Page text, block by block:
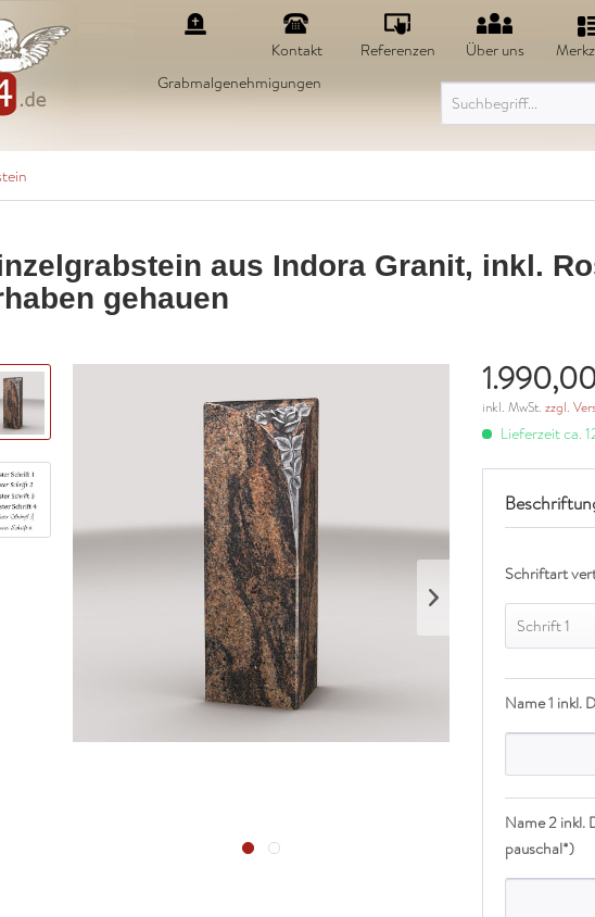
Grabmalgenehmigungen
Kontakt Referenzen Über uns
aus Indora Granit, inkl.
gehauen
inkl. MwSt.zzgl.
Lieferzeit ca.
Schriftart
Schrift 1
Name 1 inkl.
Name 2 inkl.
pauschal*)